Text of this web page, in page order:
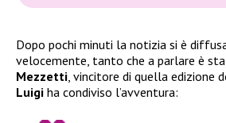
Dopo pochi minuti la notizia si è
velocemente, tanto che a parlare è
Mezzetti , vincitore di quella edizione
Luigi ha condiviso l’avventura: